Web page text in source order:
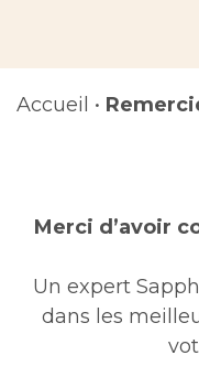
Accueil •
Merci d’avoir
Un expert
dans les